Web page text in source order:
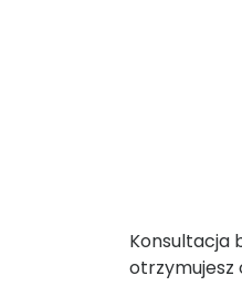
Konsultacja
otrzymujesz